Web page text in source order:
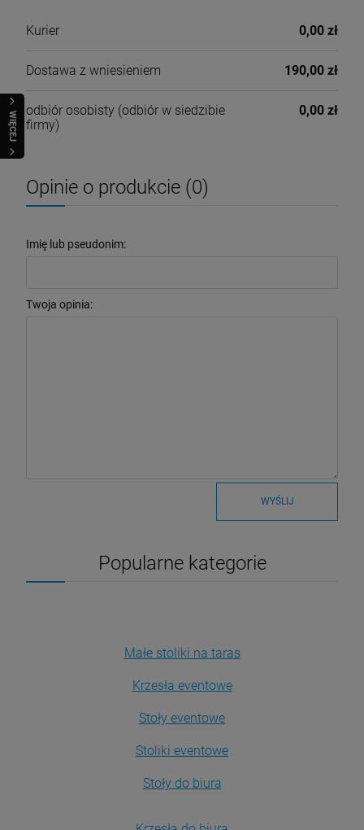
WIĘCEJ
Kurier 0,00 zł
Dostawa z wniesieniem 190,00 zł
odbiór osobisty (odbiór w siedzibie
firmy)
0,00 zł
Opinie o produkcie (0)
Imię lub pseudonim:
Twoja opinia:
WYŚLIJ
Popularne kategorie
Małe stoliki na taras
Krzesła eventowe
Stoły eventowe
Stoliki eventowe
Stoły do biura